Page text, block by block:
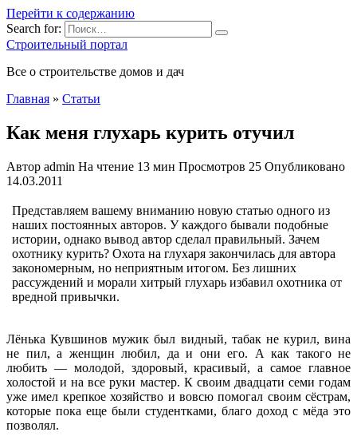
Перейти к содержанию
Search for:
Строительный портал
Все о строительстве домов и дач
Главная » Статьи
Как меня глухарь курить отучил
Автор admin На чтение 13 мин Просмотров 25 Опубликовано
14.03.2011
Представляем вашему вниманию новую статью одного из
наших постоянных авторов. У каждого бывали подобные
истории, однако вывод автор сделал правильный. Зачем
охотнику курить? Охота на глухаря закончилась для автора
закономерным, но неприятным итогом. Без лишних
рассуждений и морали хитрый глухарь избавил охотника от
вредной привычки.
Лёнька Кувшинов мужик был видный, табак не курил, вина
не пил, а женщин любил, да и они его. А как такого не
любить — молодой, здоровый, красивый, а самое главное
холостой и на все руки мастер. К своим двадцати семи годам
уже имел крепкое хозяйство и вовсю помогал своим сёстрам,
которые пока еще были студентками, благо доход с мёда это
позволял.